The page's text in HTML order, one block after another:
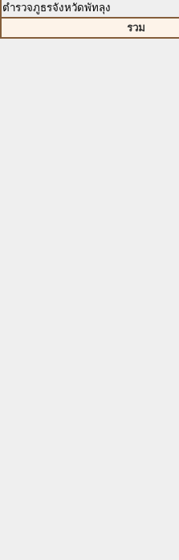
ตำรวจภูธรจังหวัดพัทลุง
รวม